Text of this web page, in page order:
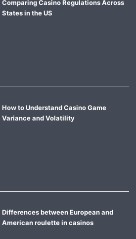
Comparing Casino Regulations Across
States in the US
How to Understand Casino Game
Variance and Volatility
Differences between European and
American roulette in casinos